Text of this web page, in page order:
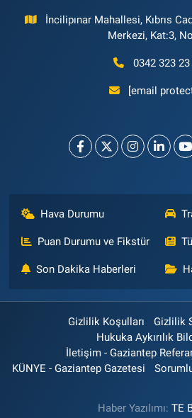
İncilipınar Mahallesi, Kıbrıs
Merkezi, Kat:3,
0342 323 23
[email
Hava Durumu
Puan Durumu ve Fikstür
Son Dakika Haberleri
Gizlilik Koşulları
Gizlilik
Hukuka Aykırılık
İletişim - Gaziantep
KÜNYE - Gaziantep Gazetesi
Haber Yazılımı: TE